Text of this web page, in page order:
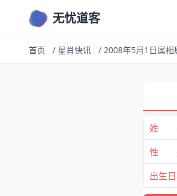
无忧道客
首页 / 星肖快讯 / 2008年5月1日属
姓
性
出生